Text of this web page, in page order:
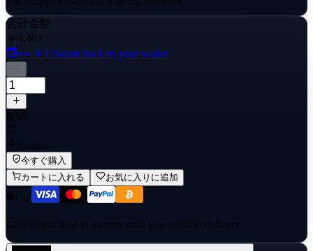
✔️ 24/7 Store, order any time!
合計金額
￥4,403
+≈ ￥176cash back to your wallet
配送
Instant
今すぐ購入
カートに入れる
お気に入りに追加
Payment held in escrow until you confirm delivery